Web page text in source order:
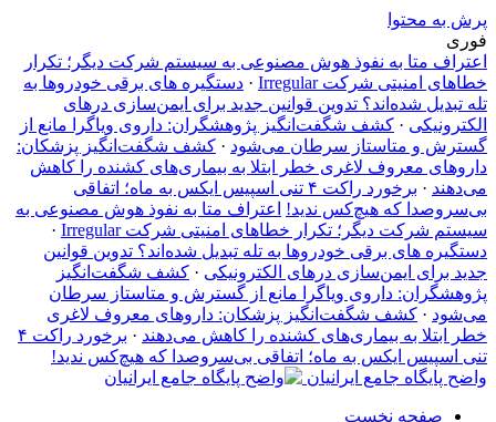
پرش به محتوا
فوری
اعتراف متا به نفوذ هوش مصنوعی به سیستم شرکت دیگر؛ تکرار
خطاهای امنیتی شرکت Irregular
· دستگیره‌ های برقی خودروها به
تله تبدیل شده‌اند؟ تدوین قوانین جدید برای ایمن‌سازی درهای
الکترونیکی · کشف شگفت‌انگیز پژوهشگران: داروی ویاگرا مانع از
گسترش و متاستاز سرطان می‌شود · کشف شگفت‌انگیز پزشکان:
داروهای معروف لاغری خطر ابتلا به بیماری‌های کشنده را کاهش
می‌دهند ·
برخورد راکت ۴ تنی اسپیس ایکس به ماه؛ اتفاقی
بی‌سروصدا که هیچ‌کس ندید!
اعتراف متا به نفوذ هوش مصنوعی به
سیستم شرکت دیگر؛ تکرار خطاهای امنیتی شرکت Irregular
·
دستگیره‌ های برقی خودروها به تله تبدیل شده‌اند؟ تدوین قوانین
جدید برای ایمن‌سازی درهای الکترونیکی · کشف شگفت‌انگیز
پژوهشگران: داروی ویاگرا مانع از گسترش و متاستاز سرطان
می‌شود · کشف شگفت‌انگیز پزشکان: داروهای معروف لاغری
خطر ابتلا به بیماری‌های کشنده را کاهش می‌دهند ·
برخورد راکت ۴
تنی اسپیس ایکس به ماه؛ اتفاقی بی‌سروصدا که هیچ‌کس ندید!
واضح پایگاه جامع ایرانیان
صفحه نخست